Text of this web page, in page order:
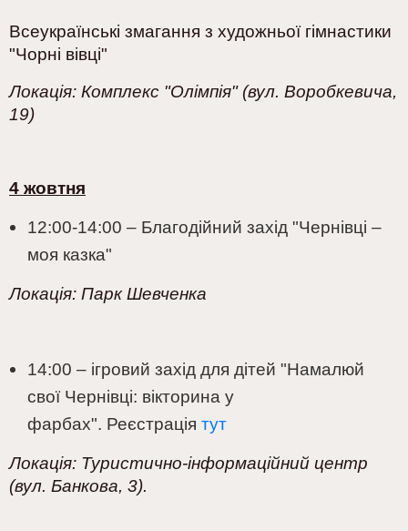
Всеукраїнські змагання з художньої гімнастики
"Чорні вівці"
Локація: Комплекс "Олімпія" (вул. Воробкевича,
19)
4 жовтня
12:00-14:00 – Благодійний захід "Чернівці –
моя казка"
Локація: Парк Шевченка
14:00 – ігровий захід для дітей "Намалюй
свої Чернівці: вікторина у
фарбах". Реєстрація тут
Локація: Туристично-інформаційний центр
(вул. Банкова, 3).